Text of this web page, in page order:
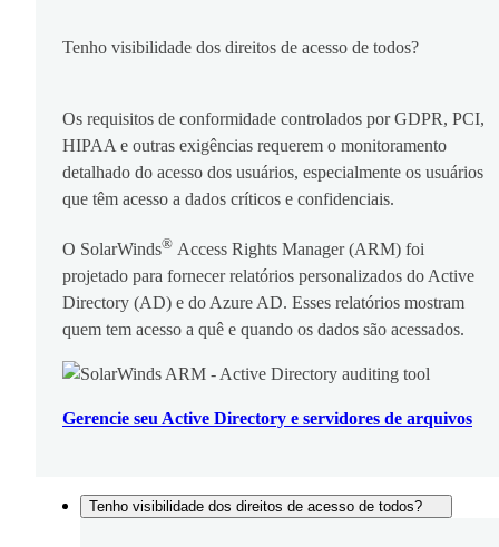
Tenho visibilidade dos direitos de acesso de todos?
Os requisitos de conformidade controlados por GDPR, PCI,
HIPAA e outras exigências requerem o monitoramento
detalhado do acesso dos usuários, especialmente os usuários
que têm acesso a dados críticos e confidenciais.
O SolarWinds® Access Rights Manager (ARM) foi
projetado para fornecer relatórios personalizados do Active
Directory (AD) e do Azure AD. Esses relatórios mostram
quem tem acesso a quê e quando os dados são acessados.
Gerencie seu Active Directory e servidores de arquivos
Tenho visibilidade dos direitos de acesso de todos?